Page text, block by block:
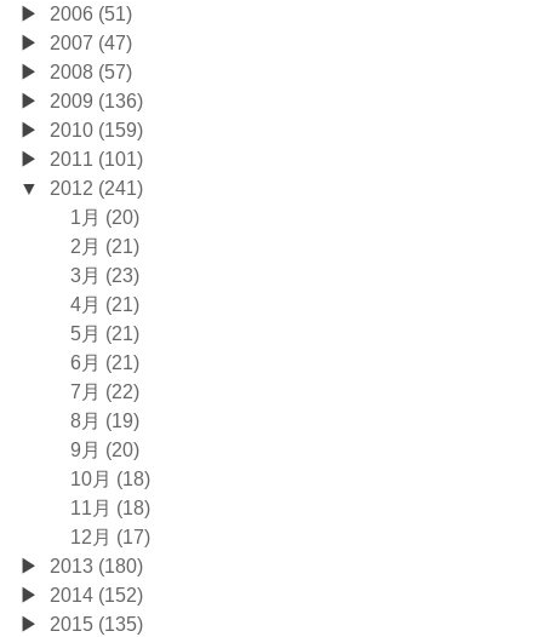
2006 (51)
2007 (47)
2008 (57)
2009 (136)
2010 (159)
2011 (101)
2012 (241)
1月 (20)
2月 (21)
3月 (23)
4月 (21)
5月 (21)
6月 (21)
7月 (22)
8月 (19)
9月 (20)
10月 (18)
11月 (18)
12月 (17)
2013 (180)
2014 (152)
2015 (135)